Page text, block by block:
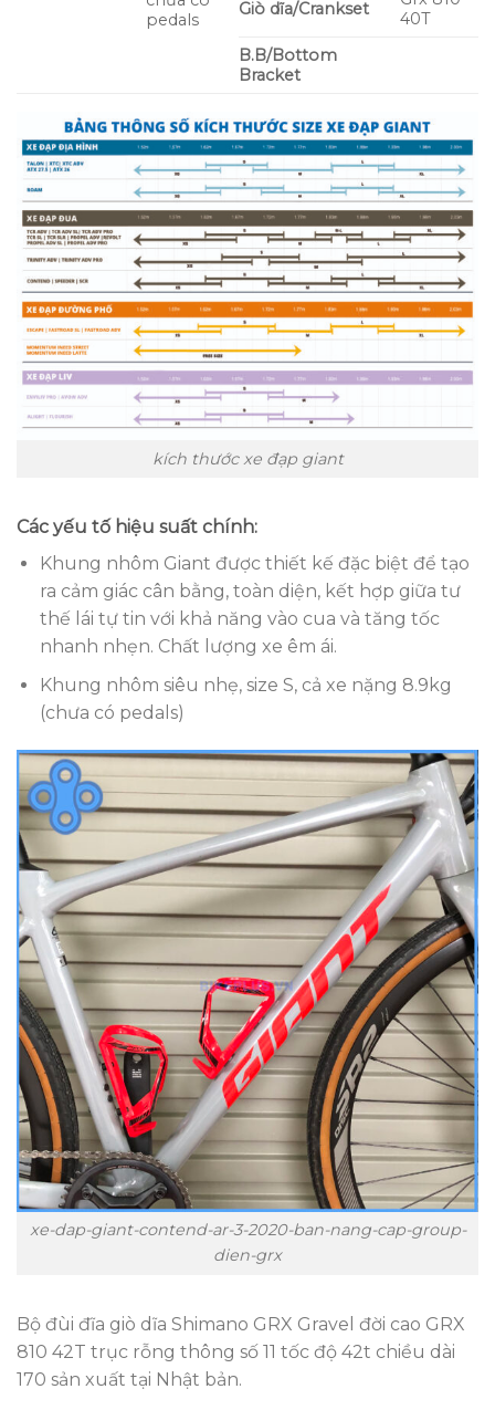
pedals
Giò dĩa/Crankset
40T
B.B/Bottom
Bracket
kích thước xe đạp giant
Các yếu tố hiệu suất chính:
Khung nhôm Giant được thiết kế đặc biệt để tạo
ra cảm giác cân bằng, toàn diện, kết hợp giữa tư
thế lái tự tin với khả năng vào cua và tăng tốc
nhanh nhẹn. Chất lượng xe êm ái.
Khung nhôm siêu nhẹ, size S, cả xe nặng 8.9kg
(chưa có pedals)
xe-dap-giant-contend-ar-3-2020-ban-nang-cap-group-
dien-grx
Bộ đùi đĩa giò dĩa Shimano GRX Gravel đời cao GRX
810 42T trục rỗng thông số 11 tốc độ 42t chiều dài
170 sản xuất tại Nhật bản.